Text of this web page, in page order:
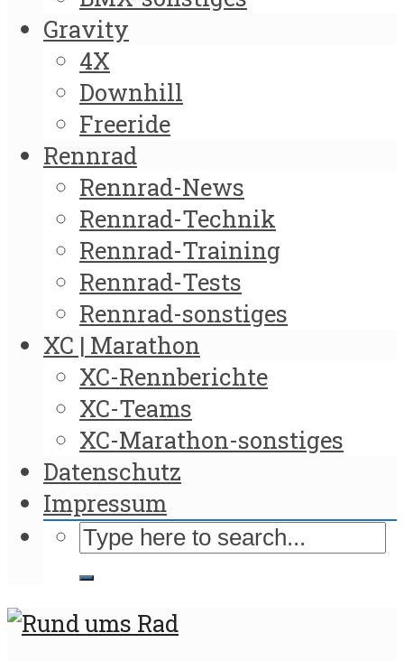
Gravity
4X
Downhill
Freeride
Rennrad
Rennrad-News
Rennrad-Technik
Rennrad-Training
Rennrad-Tests
Rennrad-sonstiges
XC | Marathon
XC-Rennberichte
XC-Teams
XC-Marathon-sonstiges
Datenschutz
Impressum